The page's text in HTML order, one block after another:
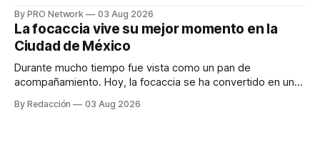
para los textos, alguien que supiera de publicidad digital
para encontrar prospectos, un vendedor para atender
llamadas y mensajes, y —con suerte— una persona
By PRO Network 03 Aug 2026
La focaccia vive su mejor momento en la
Ciudad de México
Durante mucho tiempo fue vista como un pan de
acompañamiento. Hoy, la focaccia se ha convertido en uno
artesanal, ingredientes de calidad y experiencias que
By Redacción 03 Aug 2026